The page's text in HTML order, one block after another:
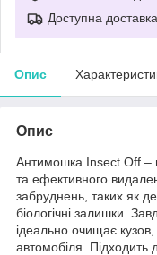
Доступна доставка
Опис
Опис
Антимошка Insect Off –
та ефективного
забруднень, таких як
біологічні залишки.
ідеально очищає
автомобіля. Підходить